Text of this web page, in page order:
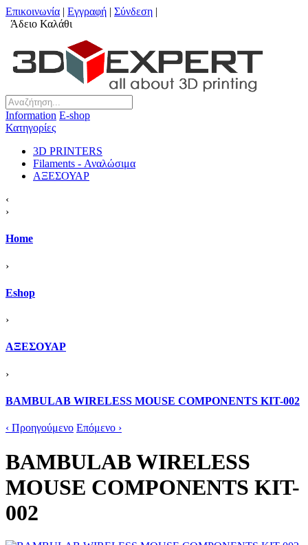
Επικοινωνία | Εγγραφή | Σύνδεση |
Άδειο Καλάθι
Information Ε-shop
Κατηγορίες
3D PRINTERS
Filaments - Αναλώσιμα
ΑΞΕΣΟΥΑΡ
‹
›
Home
›
Eshop
›
ΑΞΕΣΟΥΑΡ
›
BAMBULAB WIRELESS MOUSE COMPONENTS KIT-002
‹ Προηγούμενο Επόμενο ›
BAMBULAB WIRELESS
MOUSE COMPONENTS KIT-
002